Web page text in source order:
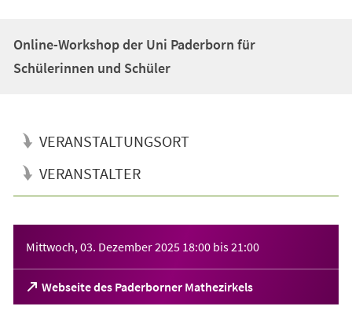
Online-Workshop der Uni Paderborn für
Schülerinnen und Schüler
VERANSTALTUNGSORT
VERANSTALTER
Mittwoch, 03. Dezember 2025 18:00 bis21:00
Webseite des Paderborner Mathezirkels
(Öffnet
in